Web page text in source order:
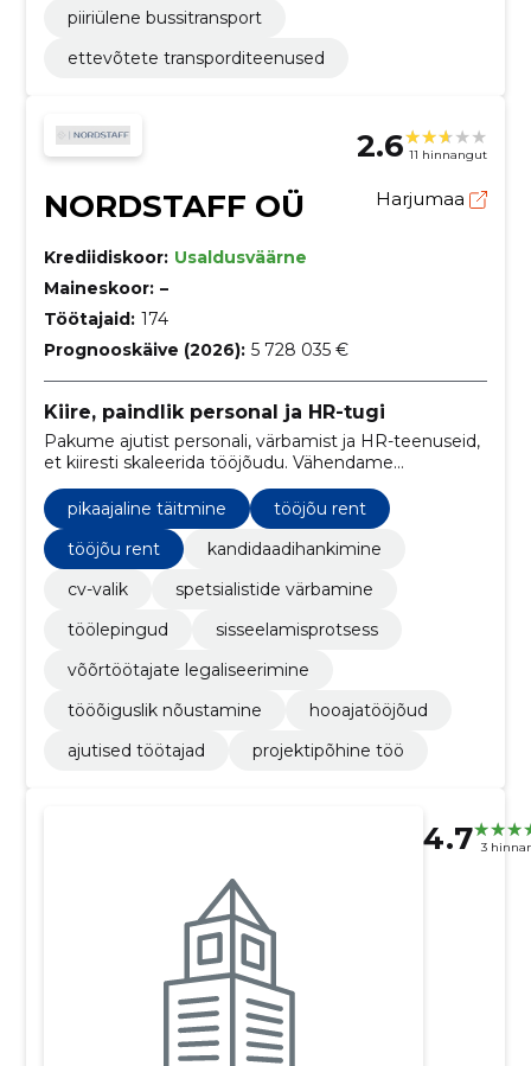
piiriülene bussitransport
ettevõtete transporditeenused
2.6 11 hinnangut
NORDSTAFF OÜ Harjumaa
Krediidiskoor: Usaldusväärne
Maineskoor: –
Töötajaid: 174
Prognooskäive (2026): 5 728 035 €
Kiire, paindlik personal ja HR-tugi
Pakume ajutist personali, värbamist ja HR-teenuseid,
et kiiresti skaleerida tööjõudu. Vähendame
halduskoormust ja tagame õigusliku vastavuse,
sealhulgas välis töötajate legaliseerimise.
pikaajaline täitmine
tööjõu rent
tööjõu rent
kandidaadihankimine
cv-valik
spetsialistide värbamine
töölepingud
sisseelamisprotsess
võõrtöötajate legaliseerimine
tööõiguslik nõustamine
hooajatööjõud
ajutised töötajad
projektipõhine töö
4.7 3